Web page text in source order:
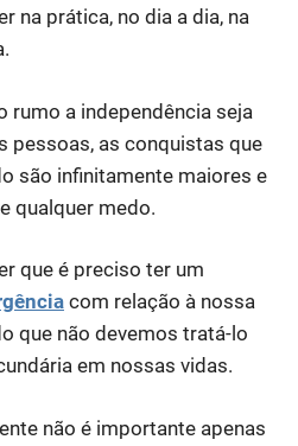
na prática, no dia a dia, na
rumo a independência seja
pessoas, as conquistas que
são infinitamente maiores e
qualquer medo.
que é preciso ter um
com relação à nossa
que não devemos tratá-lo
em nossas vidas.
não é importante apenas